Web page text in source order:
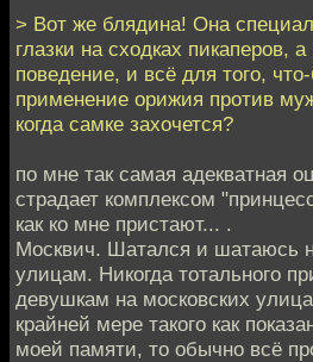
> Вот же блядина! Она
глазки на сходках пикаперов,
поведение, и всё для того,
применение орижия против
когда самке захочется?
по мне так самая адекватная
страдает комплексом
как ко мне пристают... .
Москвич. Шатался и шатаюсь
улицам. Никогда тотального
девушкам на московских
крайней мере такого как
моей памяти, то обычно всё